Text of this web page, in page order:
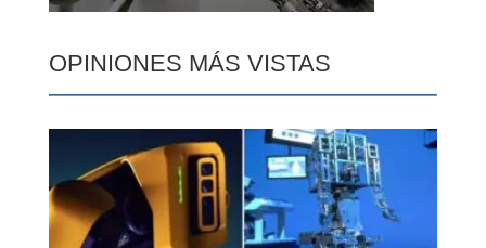
OPINIONES MÁS VISTAS